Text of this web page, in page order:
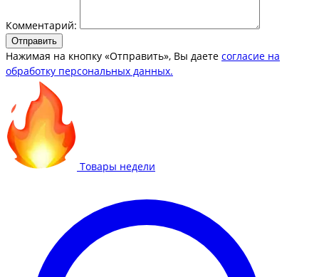
Комментарий:
Отправить
Нажимая на кнопку «Отправить», Вы даете согласие на
обработку персональных данных.
Товары недели